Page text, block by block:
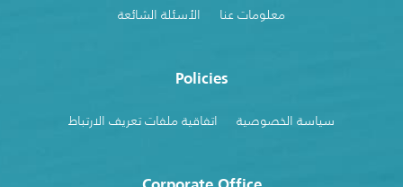
معلومات عنا الأسئلة الشائعة
Policies
سياسة الخصوصية اتفاقية ملفات تعريف الارتباط